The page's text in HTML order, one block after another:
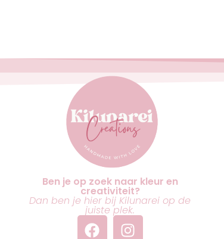
Ben je op zoek naar kleur en
creativiteit?
Dan ben je hier bij Kilunarei op de
juiste plek.